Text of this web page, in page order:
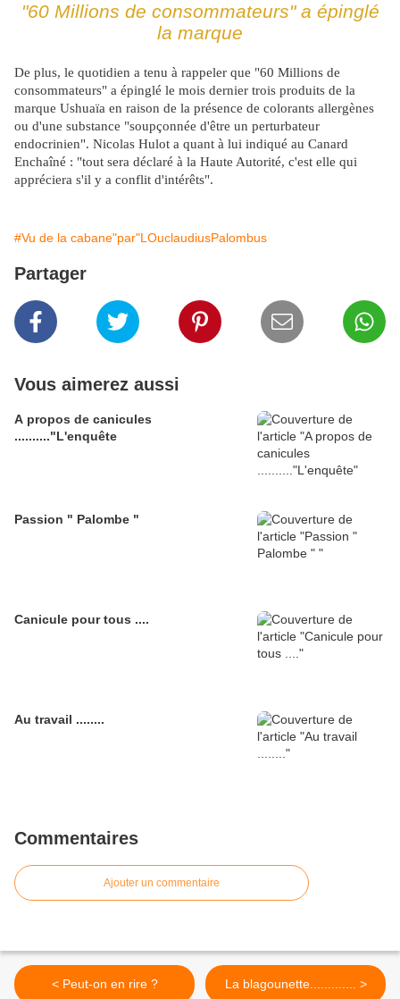
"60 Millions de consommateurs" a épinglé
la marque
De plus, le quotidien a tenu à rappeler que "60 Millions de
consommateurs" a épinglé le mois dernier trois produits de la
marque Ushuaïa en raison de la présence de colorants allergènes
ou d'une substance "soupçonnée d'être un perturbateur
endocrinien". Nicolas Hulot a quant à lui indiqué au Canard
Enchaîné : "tout sera déclaré à la Haute Autorité, c'est elle qui
appréciera s'il y a conflit d'intérêts".
#Vu de la cabane"par"LOuclaudiusPalombus
Partager
Vous aimerez aussi
A propos de canicules
.........."L'enquête
Passion " Palombe "
Canicule pour tous ....
Au travail ........
Commentaires
Ajouter un commentaire
< Peut-on en rire ? La blagounette............. >